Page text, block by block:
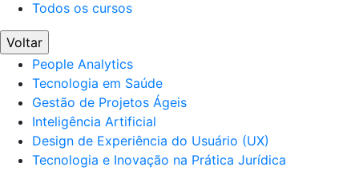
Todos os cursos
Voltar
People Analytics
Tecnologia em Saúde
Gestão de Projetos Ágeis
Inteligência Artificial
Design de Experiência do Usuário (UX)
Tecnologia e Inovação na Prática Jurídica